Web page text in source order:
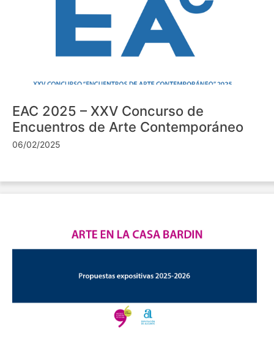
EAC 2025 – XXV Concurso de
Encuentros de Arte Contemporáneo
06/02/2025